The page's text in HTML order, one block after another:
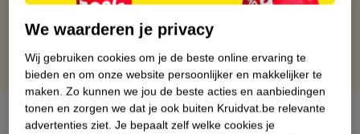
Over dit product
We waarderen je privacy
Wij gebruiken cookies om je de beste online ervaring te
bieden en om onze website persoonlijker en makkelijker te
maken. Zo kunnen we jou de beste acties en aanbiedingen
tonen en zorgen we dat je ook buiten Kruidvat.be relevante
advertenties ziet. Je bepaalt zelf welke cookies je